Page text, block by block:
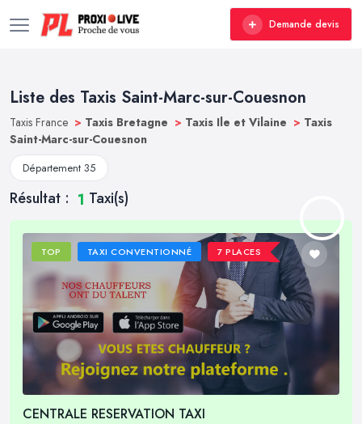
Demande devis
Liste des Taxis Saint-Marc-sur-Couesnon
Taxis France > Taxis Bretagne > Taxis Ile et Vilaine > Taxis
Saint-Marc-sur-Couesnon
Département 35
Résultat : 1 Taxi(s)
TOP TAXI CONVENTIONNÉ 7 PLACES
CENTRALE RESERVATION TAXI